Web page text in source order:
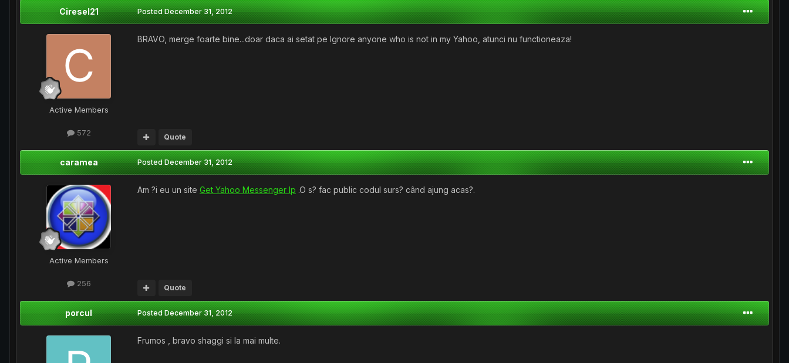
Ciresel21
Active Members
572
PostedDecember 31, 2012
BRAVO, merge foarte bine...doar daca ai setat pe Ignore anyone who is not in my Yahoo, atunci nu functioneaza!
Quote
caramea
Active Members
256
PostedDecember 31, 2012
Am ?i eu un site Get Yahoo Messenger Ip .O s? fac public codul surs? când ajung acas?.
Quote
porcul PostedDecember 31, 2012
Frumos , bravo shaggi si la mai multe.